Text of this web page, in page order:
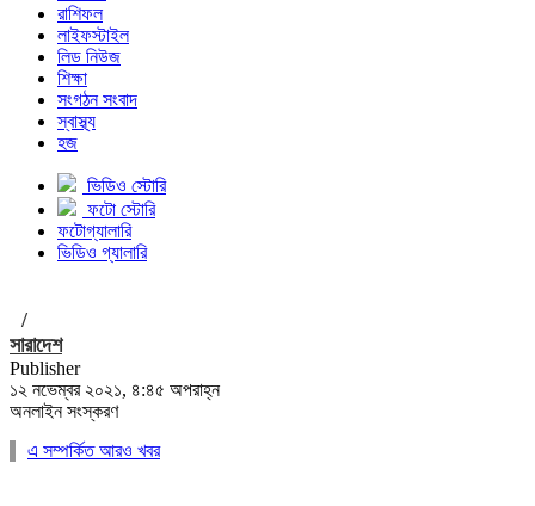
রাশিফল
লাইফস্টাইল
লিড নিউজ
শিক্ষা
সংগঠন সংবাদ
স্বাস্থ্য
হজ
ভিডিও স্টোরি
ফটো স্টোরি
ফটোগ্যালারি
ভিডিও গ্যালারি
/
সারাদেশ
Publisher
১২ নভেম্বর ২০২১, ৪:৪৫ অপরাহ্ন
অনলাইন সংস্করণ
এ সম্পর্কিত আরও খবর